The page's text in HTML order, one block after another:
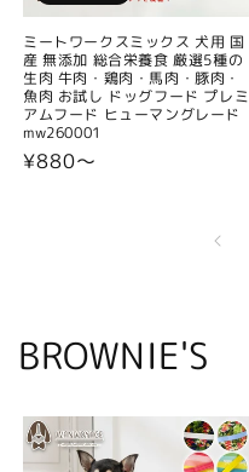
ミートワークスミックス 犬用 国
産 無添加 総合栄養食 厳選5種の
生肉 牛肉・鶏肉・馬肉・豚肉・
魚肉 お試し ドッグフード プレミ
アムフード ヒューマングレード
mw260001
通
¥880〜
BROWNIE'S